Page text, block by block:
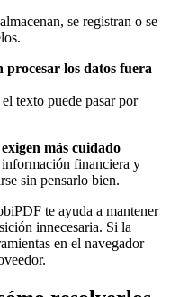
se registran o se
los datos fuera
texto puede pasar por
más cuidado
financiera y
sin pensarlo bien.
te ayuda a mantener
innecesaria. Si la
en el navegador